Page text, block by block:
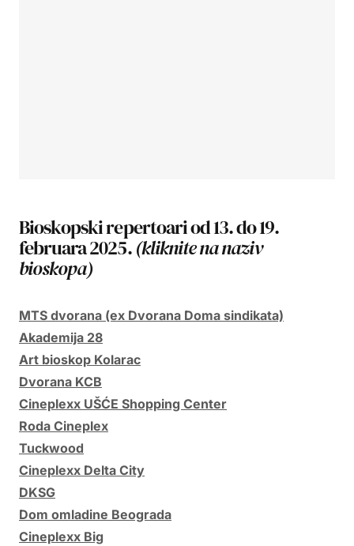
Bioskopski repertoari od 13. do 19.
februara 2025.(kliknite na naziv
bioskopa)
MTS dvorana (ex Dvorana Doma sindikata)
Akademija 28
Art bioskop Kolarac
Dvorana KCB
Cineplexx UŠĆE Shopping Center
Roda Cineplex
Tuckwood
Cineplexx Delta City
DKSG
Dom omladine Beograda
Cineplexx Big